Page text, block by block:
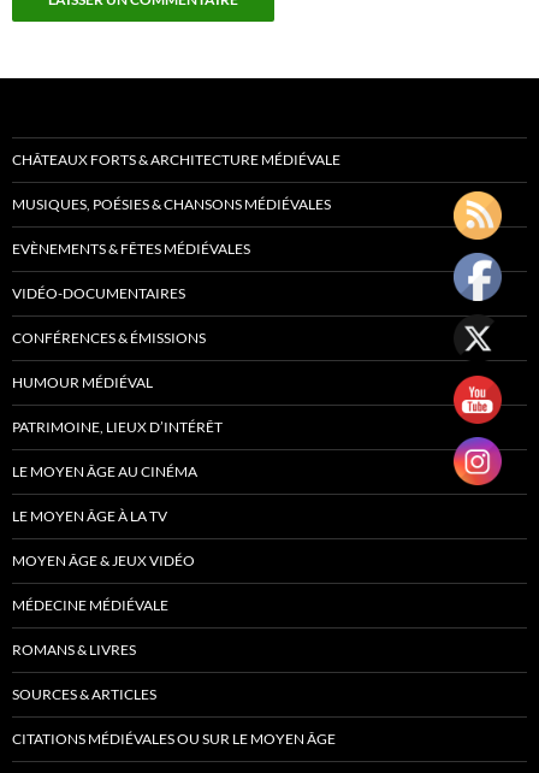
CHÂTEAUX FORTS & ARCHITECTURE MÉDIÉVALE
MUSIQUES, POÉSIES & CHANSONS MÉDIÉVALES
EVÈNEMENTS & FÊTES MÉDIÉVALES
VIDÉO-DOCUMENTAIRES
CONFÉRENCES & ÉMISSIONS
HUMOUR MÉDIÉVAL
PATRIMOINE, LIEUX D’INTÉRÊT
LE MOYEN ÂGE AU CINÉMA
LE MOYEN ÂGE À LA TV
MOYEN ÂGE & JEUX VIDÉO
MÉDECINE MÉDIÉVALE
ROMANS & LIVRES
SOURCES & ARTICLES
CITATIONS MÉDIÉVALES OU SUR LE MOYEN ÂGE